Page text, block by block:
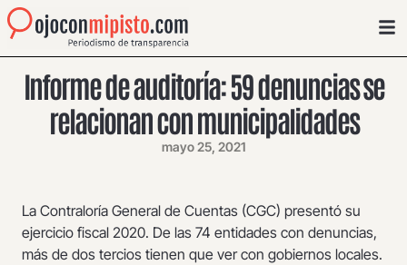
Informe de auditoría: 59 denuncias se
relacionan con municipalidades
mayo 25, 2021
La Contraloría General de Cuentas (CGC) presentó su
ejercicio fiscal 2020. De las 74 entidades con denuncias,
más de dos tercios tienen que ver con gobiernos locales.